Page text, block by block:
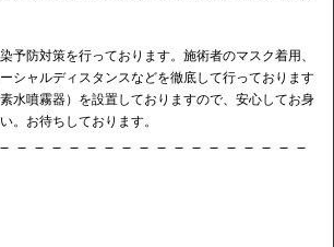
予防対策を行っております。施術者のマスク着用、
シャルディスタンスなどを徹底して行っております
水噴霧器）を設置しておりますので、安心してお身
。お待ちしております。
－－－－－－－－－－－－－－－－－